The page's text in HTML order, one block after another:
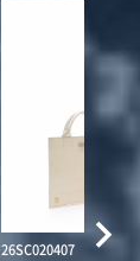
26SC020407